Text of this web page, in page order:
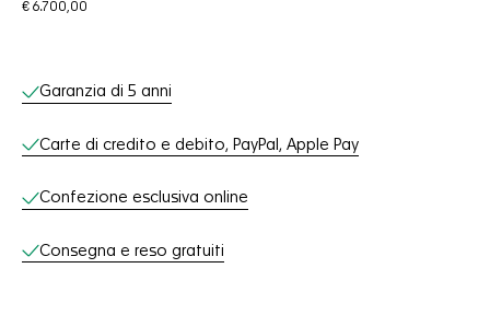
€ 6.700,00
Servizi online
Garanzia di 5 anni
Carte di credito e debito, PayPal, Apple Pay
Confezione esclusiva online
Consegna e reso gratuiti